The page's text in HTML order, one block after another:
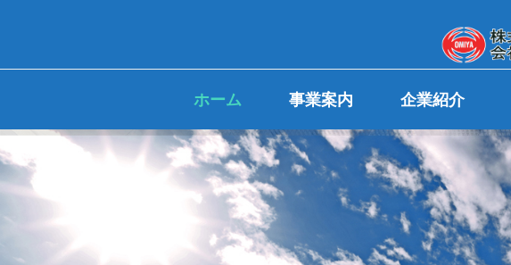
ホーム 事業案内 企業紹介